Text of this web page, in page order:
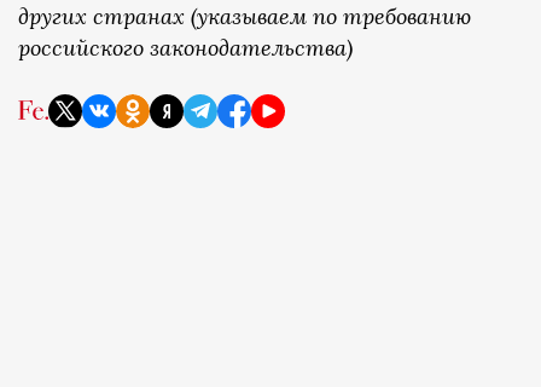
других странах (указываем по требованию
российского законодательства)